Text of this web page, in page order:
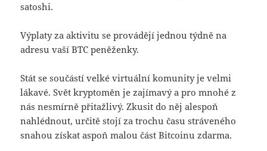
satoshi.
Výplaty za aktivitu se provádějí jednou týdně na
adresu vaší BTC peněženky.
Stát se součástí velké virtuální komunity je velmi
lákavé. Svět kryptoměn je zajímavý a pro mnohé z
nás nesmírně přitažlivý. Zkusit do něj alespoň
nahlédnout, určitě stojí za trochu času stráveného
snahou získat aspoň malou část Bitcoinu zdarma.